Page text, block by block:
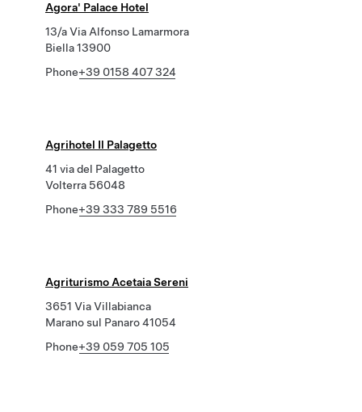
Agora' Palace Hotel
13/a Via Alfonso Lamarmora
Biella 13900
Phone+39 0158 407 324
Agrihotel Il Palagetto
41 via del Palagetto
Volterra 56048
Phone+39 333 789 5516
Agriturismo Acetaia Sereni
3651 Via Villabianca
Marano sul Panaro 41054
Phone+39 059 705 105